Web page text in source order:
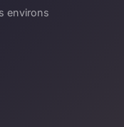
environs